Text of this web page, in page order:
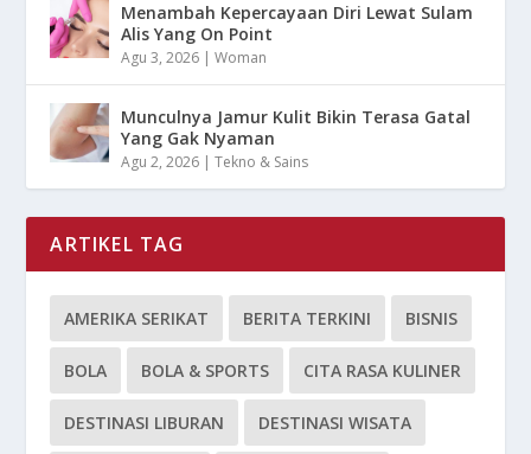
Menambah Kepercayaan Diri Lewat Sulam
Alis Yang On Point
Agu 3, 2026 |Woman
Munculnya Jamur Kulit Bikin Terasa Gatal
Yang Gak Nyaman
Agu 2, 2026 |Tekno & Sains
ARTIKEL TAG
AMERIKA SERIKAT BERITA TERKINI BISNIS
BOLA BOLA & SPORTS CITA RASA KULINER
DESTINASI LIBURAN DESTINASI WISATA